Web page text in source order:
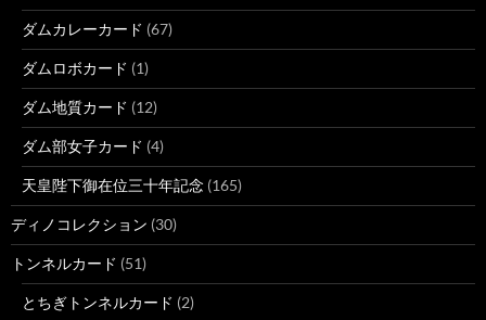
ダムカレーカード (67)
ダムロボカード (1)
ダム地質カード (12)
ダム部女子カード (4)
天皇陛下御在位三十年記念 (165)
ディノコレクション (30)
トンネルカード (51)
とちぎトンネルカード (2)